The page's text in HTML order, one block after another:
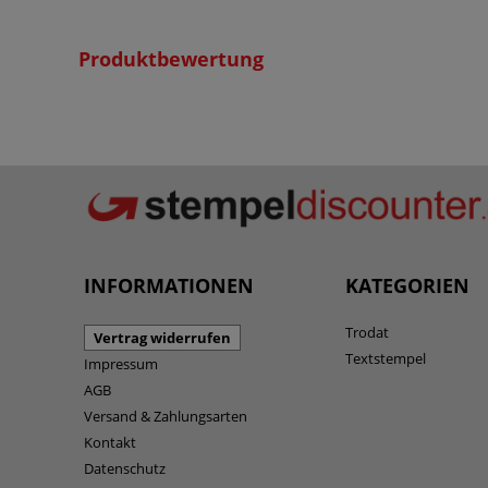
Produktbewertung
INFORMATIONEN
Vertrag widerrufen
Impressum
AGB
Versand & Zahlungsarten
Kontakt
Datenschutz
KATEGORIEN
Trodat
Textstempel